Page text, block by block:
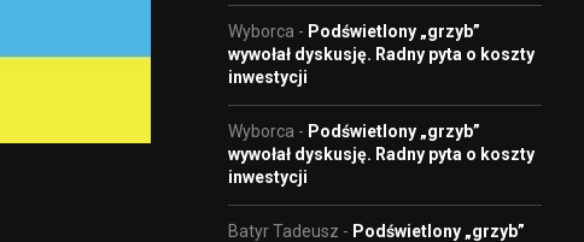
Wyborca - Podświetlony „grzyb”
wywołał dyskusję. Radny pyta o koszty
inwestycji
Wyborca - Podświetlony „grzyb”
wywołał dyskusję. Radny pyta o koszty
inwestycji
Batyr Tadeusz - Podświetlony „grzyb”